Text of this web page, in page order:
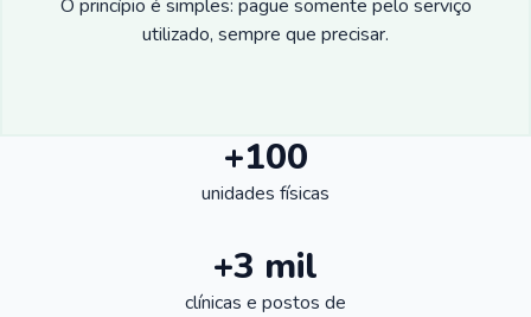
O princípio é simples: pague somente pelo serviço
utilizado, sempre que precisar.
+100
unidades físicas
+3 mil
clínicas e postos de